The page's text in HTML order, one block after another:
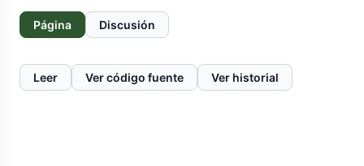
Página Discusión
Leer Ver código fuente Ver historial